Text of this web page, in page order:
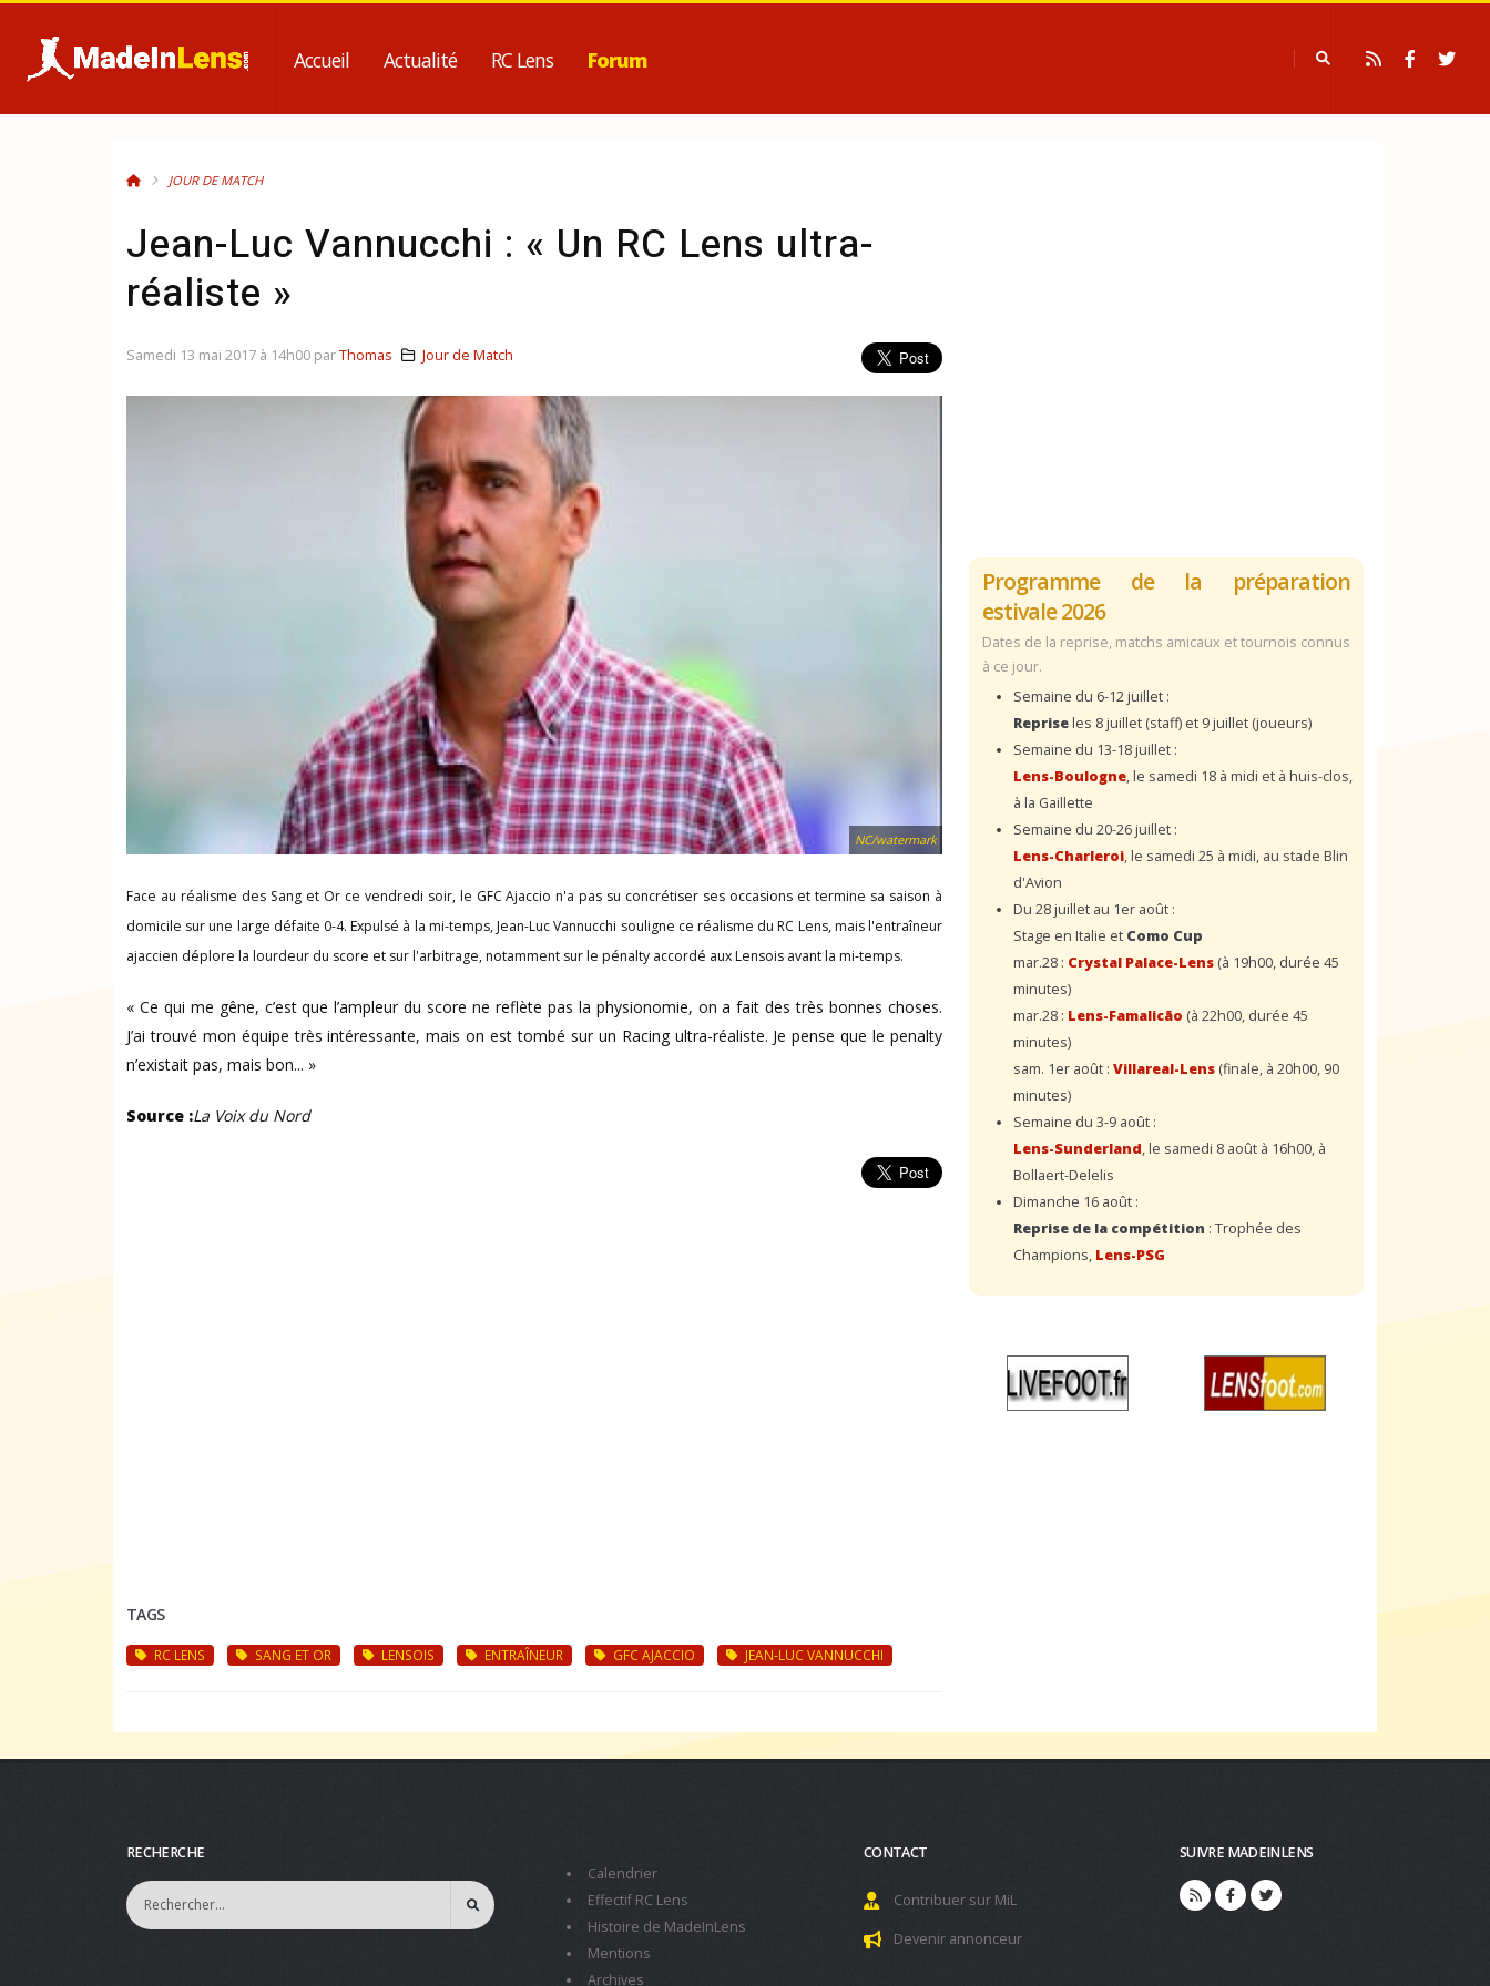
Accueil Actualité RC Lens Forum
JOUR DE MATCH
Jean-Luc Vannucchi : « Un RC Lens ultra-
réaliste »
NC/watermark
Face au réalisme des Sang et Or ce vendredi soir, le GFC Ajaccio n'a pas su concrétiser ses occasions et termine sa saison à
domicile sur une large défaite 0-4. Expulsé à la mi-temps, Jean-Luc Vannucchi souligne ce réalisme du RC Lens, mais l'entraîneur
ajaccien déplore la lourdeur du score et sur l'arbitrage, notamment sur le pénalty accordé aux Lensois avant la mi-temps.
« Ce qui me gêne, c’est que l’ampleur du score ne reflète pas la physionomie, on a fait des très bonnes choses.
J’ai trouvé mon équipe très intéressante, mais on est tombé sur un Racing ultra-réaliste. Je pense que le penalty
n’existait pas, mais bon... »
Source :La Voix du Nord
Samedi 13 mai 2017 à 14h00 parThomas Jour de Match
TAGS
RC LENS SANG ET OR LENSOIS ENTRAÎNEUR GFC AJACCIO JEAN-LUC VANNUCCHI
Programme de la préparation
estivale 2026
Dates de la reprise, matchs amicaux et tournois connus
à ce jour.
Semaine du 6-12 juillet :
Repriseles 8 juillet (staff) et 9 juillet (joueurs)
Semaine du 13-18 juillet :
Lens-Boulogne, le samedi 18 à midi et à huis-clos,
à la Gaillette
Semaine du 20-26 juillet :
Lens-Charleroi, le samedi 25 à midi, au stade Blin
d'Avion
Du 28 juillet au 1er août :
Stage en Italie et Como Cup
mar.28 : Crystal Palace-Lens (à 19h00, durée 45
minutes)
mar.28 : Lens-Famalicão (à 22h00, durée 45
minutes)
sam. 1er août : Villareal-Lens (finale, à 20h00, 90
minutes)
Semaine du 3-9 août :
Lens-Sunderland, le samedi 8 août à 16h00, à
Bollaert-Delelis
Dimanche 16 août :
Reprise de la compétition : Trophée des
Champions, Lens-PSG
RECHERCHE
Calendrier
Effectif RC Lens
Histoire de MadeInLens
Mentions
Archives
CONTACT
Contribuer sur MiL
Devenir annonceur
SUIVRE MADEINLENS